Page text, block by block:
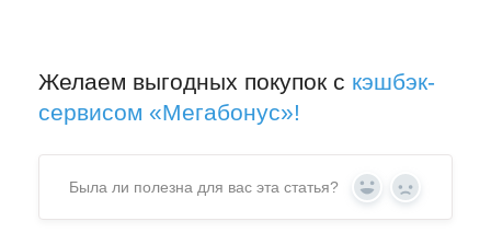
Желаем выгодных покупок с кэшбэк-
сервисом «Мегабонус»!
Была ли полезна для вас эта статья? Yes No